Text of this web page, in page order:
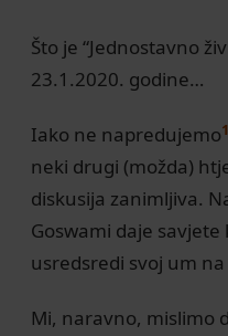
Što je “Jednostavno
23.1.2020. godine…
Iako ne napredujemo1
neki drugi (možda)
diskusija zanimljiva.
Goswami daje
usredsredi svoj um
Mi, naravno, mislimo